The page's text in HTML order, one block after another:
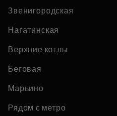
Звенигородская
Нагатинская
Верхние котлы
Беговая
Марьино
Рядом с метро